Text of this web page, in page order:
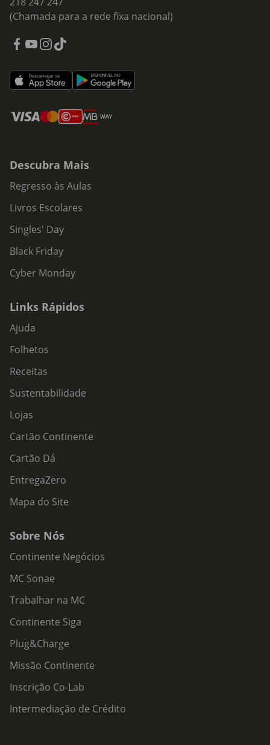
(Chamada para a rede fixa nacional)
Descubra Mais
Regresso às Aulas
Livros Escolares
Singles' Day
Black Friday
Cyber Monday
Links Rápidos
Ajuda
Folhetos
Receitas
Sustentabilidade
Lojas
Cartão Continente
Cartão Dá
EntregaZero
Mapa do Site
Sobre Nós
Continente Negócios
MC Sonae
Trabalhar na MC
Continente Siga
Plug&Charge
Missão Continente
Inscrição Co-Lab
Intermediação de Crédito